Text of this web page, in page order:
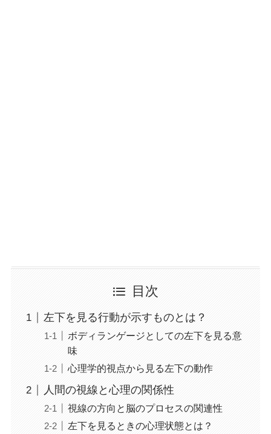
目次
左下を見る行動が示すものとは？
ボディランゲージとしての左下を見る意
味
心理学的視点から見る左下の動作
人間の視線と心理の関係性
視線の方向と脳のプロセスの関連性
左下を見るときの心理状態とは？